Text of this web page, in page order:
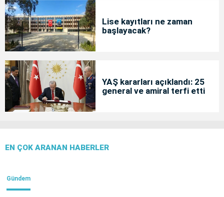
Lise kayıtları ne zaman
başlayacak?
YAŞ kararları açıklandı: 25
general ve amiral terfi etti
EN ÇOK ARANAN HABERLER
Gündem